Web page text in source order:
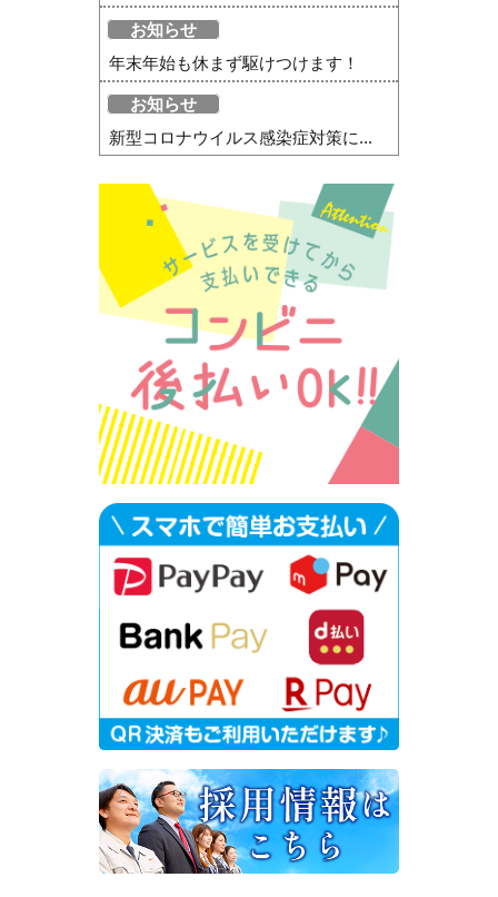
お知らせ
年末年始も休まず駆けつけます！
お知らせ
新型コロナウイルス感染症対策に...